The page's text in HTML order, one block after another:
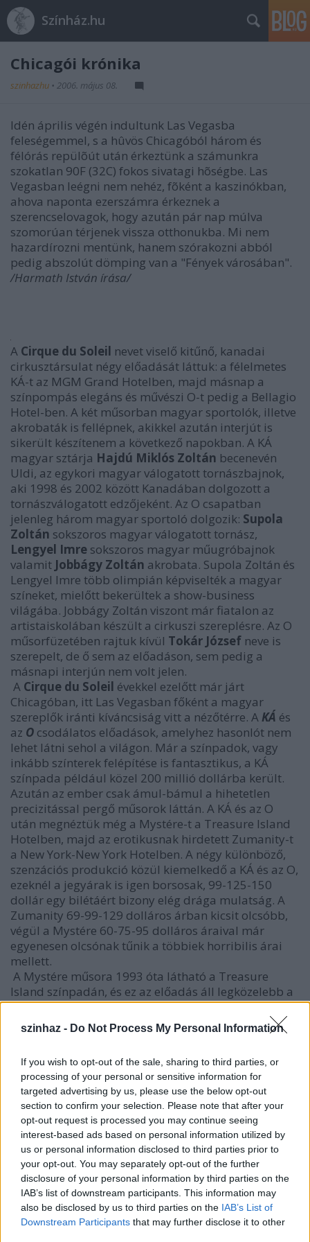
szinhaz - Do Not Process My Personal Information
If you wish to opt-out of the sale, sharing to third parties, or
processing of your personal or sensitive information for
targeted advertising by us, please use the below opt-out
section to confirm your selection. Please note that after your
opt-out request is processed you may continue seeing
interest-based ads based on personal information utilized by
us or personal information disclosed to third parties prior to
your opt-out. You may separately opt-out of the further
disclosure of your personal information by third parties on the
IAB’s list of downstream participants. This information may
also be disclosed by us to third parties on the IAB’s List of
Downstream Participants that may further disclose it to other
Színház.hu
Chicagói krónika
szinhazhu • 2006. május 08.
Idén április végén indultunk Las Vegasba
feleségemmel, s a hûvös Chicagóból három és
félórás repülõút után érkeztünk a számunkra
szokatlan 90F (32C) fokos sivatagi hõségbe. Las
Vegasban leégni nem nehéz, fõként a kaszinókban,
ahova naponta ezerszámra érkeznek a
szerencselovagok, hogy azután pár nap múlva
szomorúan térjenek vissza otthonukba. Mi nem
hazardírozni mentünk, hanem szórakozni abból
pedig abszolút dömping van a "Fények városában".
/Harmath István írása/
A Cirque du Soleil nevet viselő kitűnő, kanadai
cirkusztársulat négy előadását láttuk: a félelmetes
KÁ-t az MGM Grand Hotelben, majd másnap a
színpompás elegáns és művészi O-t pedig a Bellagio
Hotel-ben. A két műsorban magyar sportolók, illetve
akrobaták is fellépnek, akikkel azután interjút is
sikerült készítenem a következő napokban. A KÁ
magyar sztárja Hajdú Miklós Zoltán becenevén
Uldi, az egykori magyar válogatott tornászbajnok,
aki 1998 és 2002 között Kanadában dolgozott a
tornászválogatott edzőjeként. Az O csapatban
jelenleg három magyar sportoló dolgozik: Supola
Zoltán sokszoros magyar válogatott tornász,
Lengyel Imre sokszoros magyar műugróbajnok
valamit Jobbágy Zoltán akrobata. Supola Zoltán és
Lengyel Imre több olimpián képviselték a magyar
színeket, mielőtt bekerültek a show-business
világába. Jobbágy Zoltán viszont már fiatalon az
artistaiskolában készült a cirkuszi szereplésre. Az O
műsorfüzetében rajtuk kívül Tokár József neve is
szerepelt, de ő sem az előadáson, sem pedig a
másnapi interjún nem volt jelen.
A Cirque du Soleil évekkel ezelőtt már járt
Chicagóban, itt Las Vegasban főként a magyar
szereplők iránti kíváncsiság vitt a nézőtérre. AKÁ és
az O csodálatos előadások, amelyhez hasonlót nem
lehet látni sehol a világon. Már a színpadok, vagy
inkább színterek felépítése is fantasztikus, a KÁ
színpada például közel 200 millió dollárba került.
Azután az ember csak ámul-bámul a hihetetlen
precizitással pergő műsorok láttán. A KÁ és az O
után megnéztük még a Mystére-t a Treasure Island
Hotelben, majd az erotikusnak hirdetett Zumanity-t
a New York-New York Hotelben. A négy különböző,
szenzációs produkció közül kiemelkedő a KÁ és az O,
ezeknél a jegyárak is igen borsosak, 99-125-150
dollár egy bilétáért bizony elég drága mulatság. A
Zumanity 69-99-129 dolláros árban kicsit olcsóbb,
végül a Mystére 60-75-95 dolláros áraival már
egyenesen olcsónak tűnik a többiek horribilis árai
mellett.
A Mystére műsora 1993 óta látható a Treasure
Island színpadán, és ez az előadás áll legközelebb a
tradicionális cirkuszi produkciókhoz. Színpompás
kosztümök, gyorsan pergő számok, ugródeszkán,
trapézon és bungee kötélen dolgozó akrobaták,
előadást. Az 1,629 személyt befogadó Mystére
Theatre lett az első Las Vegas-i otthona az állandó
Cirque du Soleilprodukciónak. Az elmúlt 13
esztendő alatt 7 és fél millió néző látta az 500
előadást, amely 1994-ben elnyerte a "Best
Production Show in Las Vegas" címet.
A leglátványosabb produkció azonban kétségkívül
az O, amely a Bellagio Hotelben látható immár 1998
óta. O a fonetikus változata a francia eau szónak,
ami vizet jelent és egyúttal megmagyarázza, hogy
miért adta a Los Angeles Times kritikusa "’O’ is